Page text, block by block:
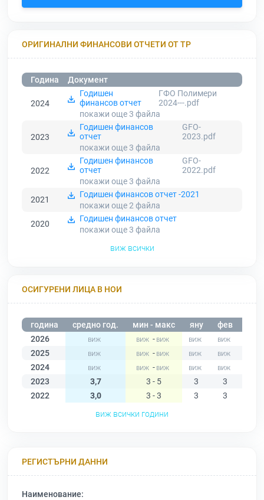
ОРИГИНАЛНИ ФИНАНСОВИ ОТЧЕТИ ОТ ТР
Година Документ
2024
Годишен
финансов отчет
ГФО Полимери
2024---.pdf
покажи още 3 файла
2023
Годишен финансов
отчет
GFO-
2023.pdf
покажи още 3 файла
2022
Годишен финансов
отчет
GFO-
2022.pdf
покажи още 3 файла
2021
Годишен финансов отчет -2021
покажи още 2файла
2020
Годишен финансов отчет
покажи още 3 файла
виж всички
ОСИГУРЕНИ ЛИЦА В НОИ
година средно год. мин - макс яну фев
2026
-
2025
-
2024
-
2023
3,7 3 - 5 3 3
2022
3,0 3 - 3 3 3
виж всички години
РЕГИСТЪРНИ ДАННИ
Наименование: